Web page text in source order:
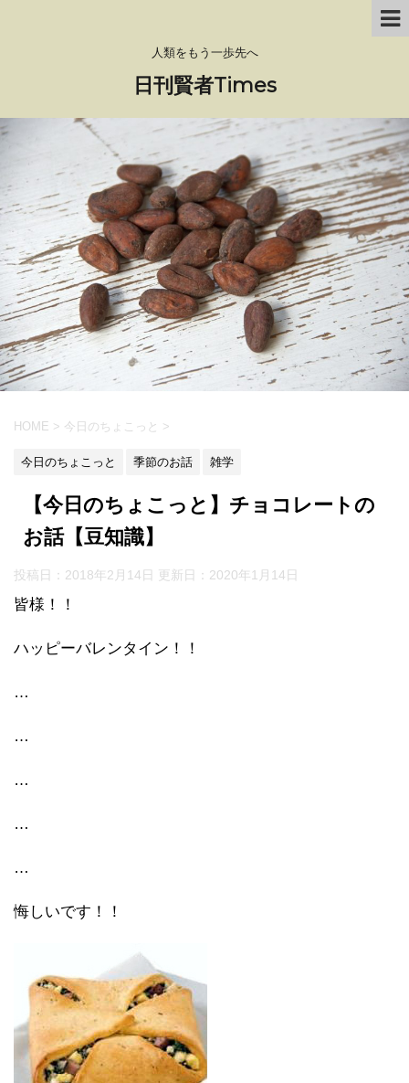
人類をもう一歩先へ
日刊賢者Times
HOME > 今日のちょこっと >
今日のちょこっと 季節のお話 雑学
【今日のちょこっと】チョコレートの
お話【豆知識】
投稿日：2018年2月14日 更新日： 2020年1月14日
皆様！！
ハッピーバレンタイン！！
…
…
…
…
…
悔しいです！！